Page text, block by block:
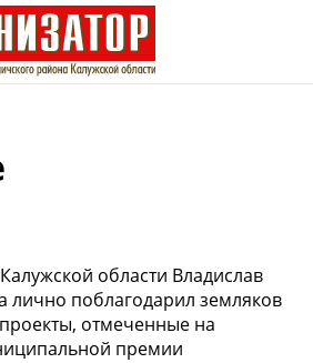
области Владислав
поблагодарил земляков
отмеченные на
премии